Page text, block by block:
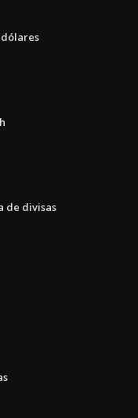
de divisas